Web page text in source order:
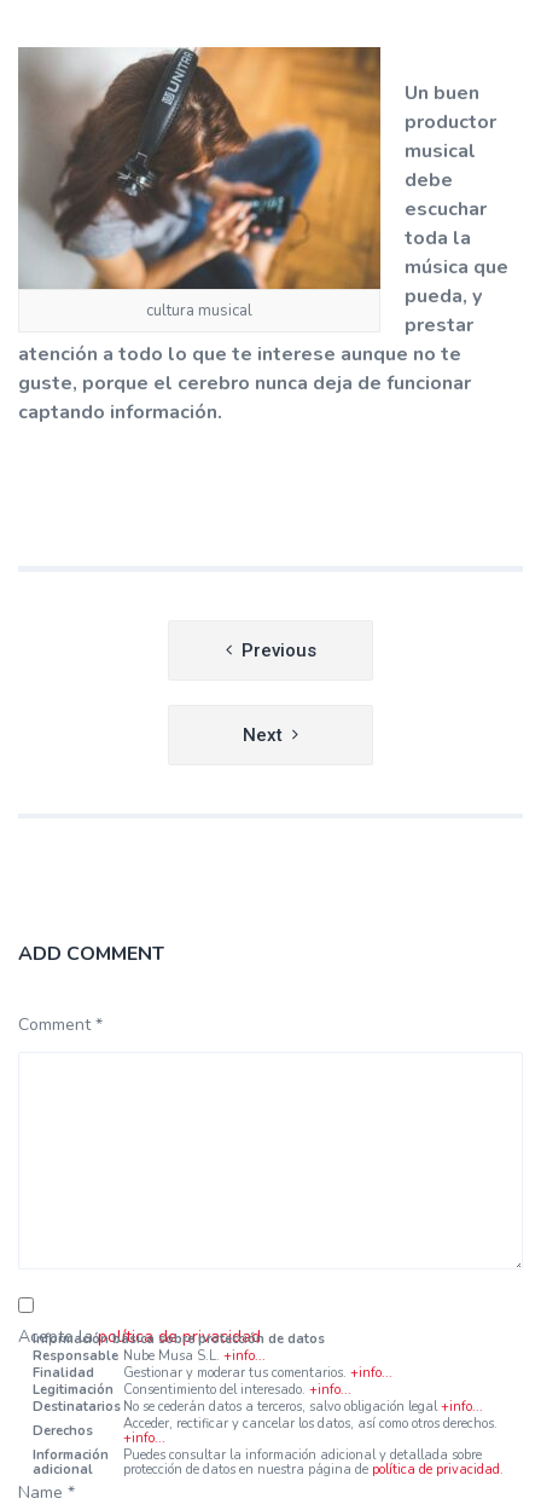
cultura musical
Un buen
productor
musical
debe
escuchar
toda la
música que
pueda, y
prestar
atención a todo lo que te interese aunque no te
guste, porque el cerebro nunca deja de funcionar
captando información.
Previous
Next
ADD COMMENT
Comment *
Acepto lapolítica de privacidad.
Información básica sobre protección de datos
Responsable Nube Musa S.L. +info...
Finalidad
Gestionar y moderar tus comentarios. +info...
Legitimación
Consentimiento del interesado. +info...
Destinatarios No se cederán datos a terceros, salvo obligación legal+info...
Derechos
Acceder, rectificar y cancelar los datos, así como otros derechos.
+info...
Información
adicional
Puedes consultar la información adicional y detallada sobre
protección de datos en nuestra página de política de privacidad.
Name *